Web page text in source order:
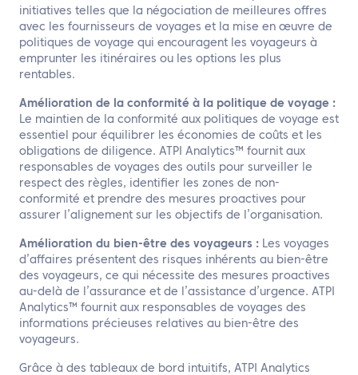
initiatives telles que la négociation de meilleures offres
avec les fournisseurs de voyages et la mise en œuvre de
politiques de voyage qui encouragent les voyageurs à
emprunter les itinéraires ou les options les plus
rentables.
Amélioration de la conformité à la politique de voyage :
Le maintien de la conformité aux politiques de voyage est
essentiel pour équilibrer les économies de coûts et les
obligations de diligence. ATPI Analytics™ fournit aux
responsables de voyages des outils pour surveiller le
respect des règles, identifier les zones de non-
conformité et prendre des mesures proactives pour
assurer l’alignement sur les objectifs de l’organisation.
Amélioration du bien-être des voyageurs : Les voyages
d’affaires présentent des risques inhérents au bien-être
des voyageurs, ce qui nécessite des mesures proactives
au-delà de l’assurance et de l’assistance d’urgence. ATPI
Analytics™ fournit aux responsables de voyages des
informations précieuses relatives au bien-être des
voyageurs.
Grâce à des tableaux de bord intuitifs, ATPI Analytics